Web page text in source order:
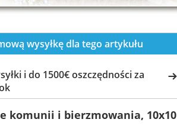
wysyłkę dla tego artykułu
i do 1500€ oszczędności za
komunii i bierzmowania, 10x10